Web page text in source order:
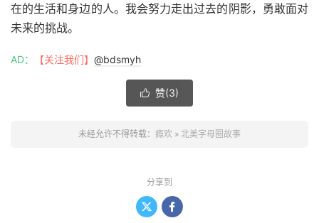
在的生活和身边的人。我会努力走出过去的阴影，勇敢面对
未来的挑战。
AD： 【关注我们】 @bdsmyh
 赞(3)
未经允许不得转载： 瘾欢 » 北美字母圈故事
分享到
 